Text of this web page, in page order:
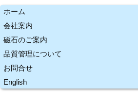
ホーム
会社案内
磁石のご案内
品質管理について
お問合せ
English